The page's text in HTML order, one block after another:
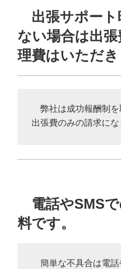
出張サポー
ない場合は出
理費はいただき
弊社は成功報酬制を
出張費のみの請求にな
電話やSMS
料です。
簡単な不具合は電話